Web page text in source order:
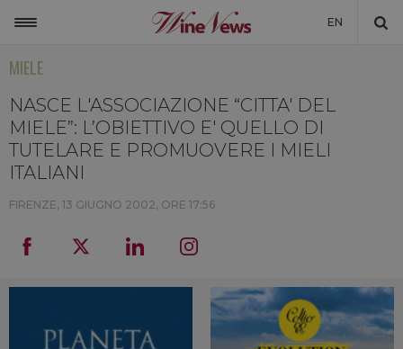
EN
MONDO
NON SOLO VINO
LA CANTINA DI WINENEWS
DICONO DI NOI
MIELE
NASCE L'ASSOCIAZIONE “CITTA' DEL
MIELE”: L’OBIETTIVO E' QUELLO DI
TUTELARE E PROMUOVERE I MIELI
ITALIANI
FIRENZE, 13 GIUGNO 2002, ORE 17:56